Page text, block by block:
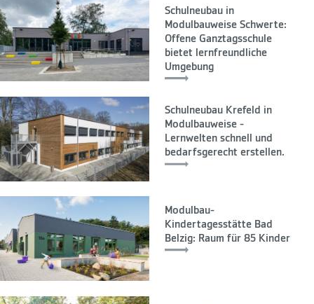
Schulneubau in
Modulbauweise Schwerte:
Offene Ganztagsschule
bietet lernfreundliche
Umgebung
Schulneubau Krefeld in
Modulbauweise -
Lernwelten schnell und
bedarfsgerecht erstellen.
Modulbau-
Kindertagesstätte Bad
Belzig: Raum für 85 Kinder